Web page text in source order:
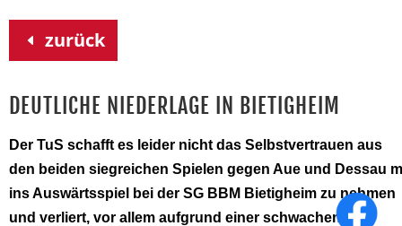
zurück
DEUTLICHE NIEDERLAGE IN BIETIGHEIM
Der TuS schafft es leider nicht das Selbstvertrauen aus
den beiden siegreichen Spielen gegen Aue und Dessau
ins Auswärtsspiel bei der SG BBM Bietigheim zu nehmen
und verliert, vor allem aufgrund einer schwachen